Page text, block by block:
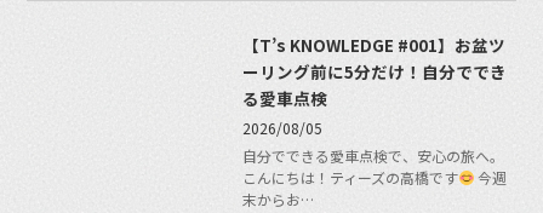
【T’s KNOWLEDGE #001】お盆ツ
ーリング前に5分だけ！自分ででき
る愛車点検
2026/08/05
自分でできる愛車点検で、安心の旅へ。
こんにちは！ティーズの高橋です
今週
末からお…